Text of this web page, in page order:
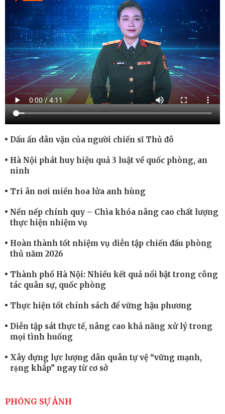
Dấu ấn dân vận của người chiến sĩ Thủ đô
Hà Nội phát huy hiệu quả 3 luật về quốc phòng, an
ninh
Tri ân nơi miền hoa lửa anh hùng
Nền nếp chính quy – Chìa khóa nâng cao chất lượng
thực hiện nhiệm vụ
Hoàn thành tốt nhiệm vụ diễn tập chiến đấu phòng
thủ năm 2026
Thành phố Hà Nội: Nhiều kết quả nổi bật trong công
tác quân sự, quốc phòng
Thực hiện tốt chính sách để vững hậu phương
Diễn tập sát thực tế, nâng cao khả năng xử lý trong
mọi tình huống
Xây dựng lực lượng dân quân tự vệ “vững mạnh,
rộng khắp” ngay từ cơ sở
cao sức mạnh chiến đấu
PHÓNG SỰ ẢNH